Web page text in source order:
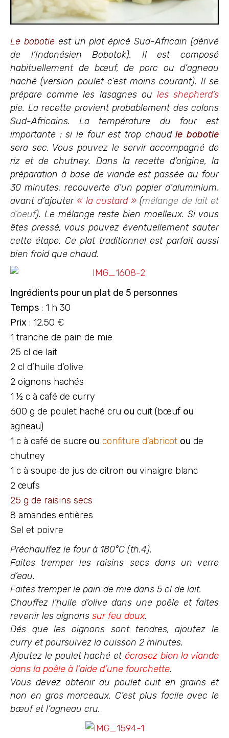
Le bobotieest un plat épicé Sud-Africain (dérivé
de l’Indonésien Bobotok). Il est composé
habituellement de bœuf, de porc ou d’agneau
haché (version poulet c’est moins courant). Il se
prépare comme les lasagnes ou les shepherd’s
pie. La recette provient probablement des colons
Sud-Africains. La température du four est
importante : si le four est trop chaudle bobotie
sera sec. Vous pouvez le servir accompagné de
riz et de chutney. Dans la recette d’origine, la
préparation à base de viande est passée au four
30 minutes, recouverte d’un papier d’aluminium,
avant d’ajouter « la custard » (mélange de lait et
d’oeuf). Le mélange reste bien moelleux. Si vous
êtes pressé, vous pouvez éventuellement sauter
cette étape. Ce plat traditionnel est parfait aussi
bien froid que chaud.
Ingrédients pour un plat de 5 personnes
Temps : 1 h 30
Prix : 12.50 €
1 tranche de pain de mie
25 cl de lait
2 cl d’huile d’olive
2 oignons hachés
1 ½ c à café de curry
600 g de poulet haché cru ou cuit (bœuf ou
agneau)
1 c à café de sucre ou confiture d’abricot ou de
chutney
1 c à soupe de jus de citron ou vinaigre blanc
2 œufs
25 g de raisins secs
8 amandes entières
Sel et poivre
Préchauffez le four à 180°C (th.4).
Faites tremper les raisins secs dans un verre
d’eau.
Faites tremper le pain de mie dans 5 cl de lait.
Chauffez l’huile d’olive dans une poêle et faites
revenir les oignons sur feu doux.
Dés que les oignons sont tendres, ajoutez le
curry et poursuivez la cuisson 2 minutes.
Ajoutez le poulet haché et écrasez bien la viande
dans la poêle à l’aide d’une fourchette.
Vous devez obtenir du poulet cuit en grains et
non en gros morceaux. C’est plus facile avec le
bœuf et l’agneau cru.